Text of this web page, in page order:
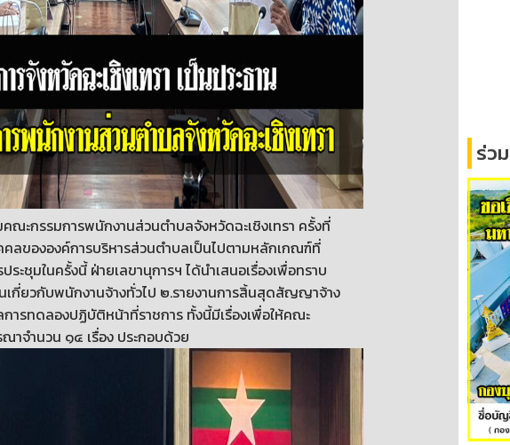
ณะกรรมการพนักงานส่วนตำบลจังหวัดฉะเชิงเทรา ครั้งที่
ลขององค์การบริหารส่วนตำบลเป็นไปตามหลักเกณฑ์ที่
ะชุมในครั้งนี้ ฝ่ายเลขานุการฯ ได้นำเสนอเรื่องเพื่อทราบ
นเกี่ยวกับพนักงานจ้างทั่วไป ๒.รายงานการสิ้นสุดสัญญาจ้าง
ารทดลองปฏิบัติหน้าที่ราชการ ทั้งนี้มีเรื่องเพื่อให้คณะ
าจำนวน ๑๔ เรื่อง ประกอบด้วย
ร่ว